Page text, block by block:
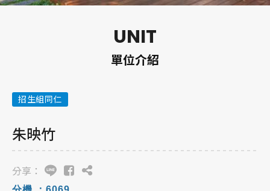
UNIT
單位介紹
招生組同仁
朱映竹
分享：